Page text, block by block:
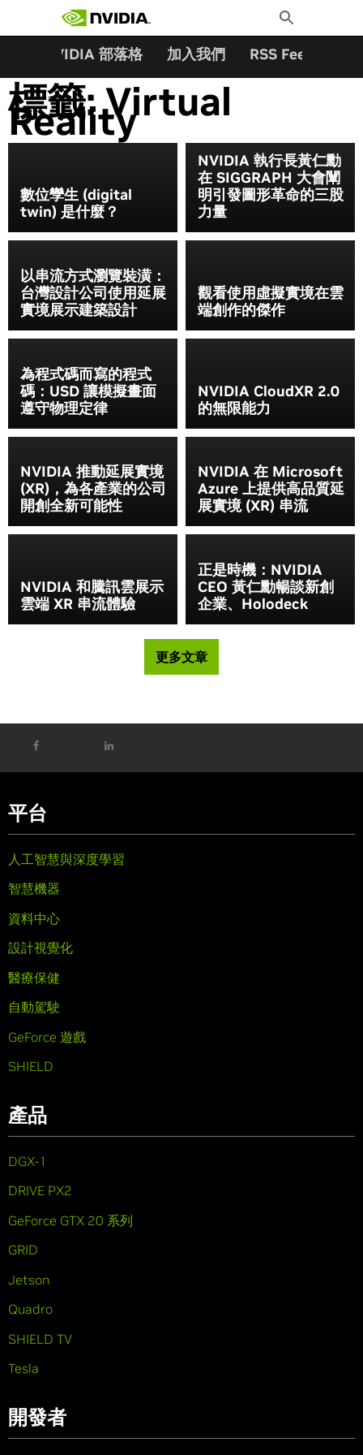
Toggle
Search
NVIDIA 部落格 加入我們 RSS Feeds
標籤:Virtual
Reality
數位孿生 (digital
twin) 是什麼？
NVIDIA 執行長黃仁勳
在 SIGGRAPH 大會闡
明引發圖形革命的三股
力量
以串流方式瀏覽裝潢：
台灣設計公司使用延展
實境展示建築設計
觀看使用虛擬實境在雲
端創作的傑作
為程式碼而寫的程式
碼：USD 讓模擬畫面
遵守物理定律
NVIDIA CloudXR 2.0
的無限能力
NVIDIA 推動延展實境
(XR)，為各產業的公司
開創全新可能性
NVIDIA 在 Microsoft
Azure 上提供高品質延
展實境 (XR) 串流
NVIDIA 和騰訊雲展示
雲端 XR 串流體驗
正是時機：NVIDIA
CEO 黃仁勳暢談新創
企業、Holodeck
更多文章
平台
人工智慧與深度學習
智慧機器
資料中心
設計視覺化
醫療保健
自動駕駛
GeForce 遊戲
SHIELD
產品
DGX-1
DRIVE PX2
GeForce GTX 20 系列
GRID
Jetson
Quadro
SHIELD TV
Tesla
開發者